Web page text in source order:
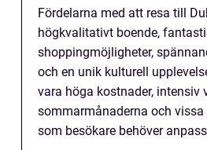
Fördelarna med att resa till
högkvalitativt boende,
shoppingmöjligheter,
och en unik kulturell
vara höga kostnader, intensiv
sommarmånaderna och
som besökare behöver